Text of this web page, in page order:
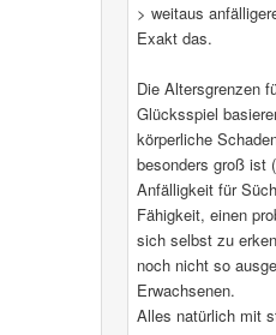
> weitaus
Exakt das.
Die Altersgrenzen
Glücksspiel
körperliche
besonders groß ist
Anfälligkeit für
Fähigkeit, einen
sich selbst zu
noch nicht so
Erwachsenen.
Alles natürlich mit